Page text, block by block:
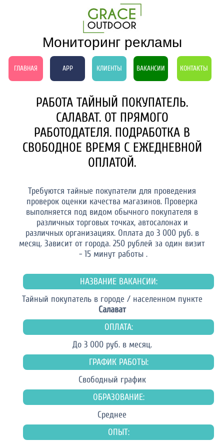
Мониторинг рекламы
ГЛАВНАЯ APP КЛИЕНТЫ ВАКАНСИИ КОНТАКТЫ
РАБОТА ТАЙНЫЙ ПОКУПАТЕЛЬ.
САЛАВАТ. ОТ ПРЯМОГО
РАБОТОДАТЕЛЯ. ПОДРАБОТКА В
СВОБОДНОЕ ВРЕМЯ С ЕЖЕДНЕВНОЙ
ОПЛАТОЙ.
Требуются тайные покупатели для проведения
проверок оценки качества магазинов. Проверка
выполняется под видом обычного покупателя в
различных торговых точках, автосалонах и
различных организациях. Оплата до 3 000 руб. в
месяц. Зависит от города. 250 рублей за один визит
- 15 минут работы .
НАЗВАНИЕ ВАКАНСИИ:
Тайный покупатель в городе / населенном пункте
Салават
ОПЛАТА:
До 3 000 руб. в месяц.
ГРАФИК РАБОТЫ:
Свободный график
ОБРАЗОВАНИЕ:
Среднее
ОПЫТ: